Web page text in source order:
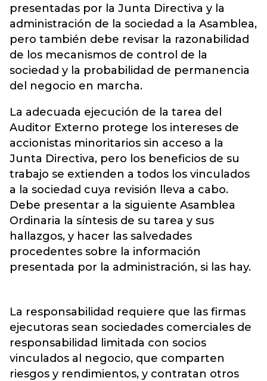
presentadas por la Junta Directiva y la
administración de la sociedad a la Asamblea,
pero también debe revisar la razonabilidad
de los mecanismos de control de la
sociedad y la probabilidad de permanencia
del negocio en marcha.
La adecuada ejecución de la tarea del
Auditor Externo protege los intereses de
accionistas minoritarios sin acceso a la
Junta Directiva, pero los beneficios de su
trabajo se extienden a todos los vinculados
a la sociedad cuya revisión lleva a cabo.
Debe presentar a la siguiente Asamblea
Ordinaria la síntesis de su tarea y sus
hallazgos, y hacer las salvedades
procedentes sobre la información
presentada por la administración, si las hay.
La responsabilidad requiere que las firmas
ejecutoras sean sociedades comerciales de
responsabilidad limitada con socios
vinculados al negocio, que comparten
riesgos y rendimientos, y contratan otros